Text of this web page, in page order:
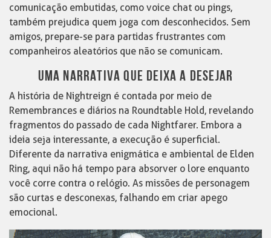
comunicação embutidas, como voice chat ou pings,
também prejudica quem joga com desconhecidos. Sem
amigos, prepare-se para partidas frustrantes com
companheiros aleatórios que não se comunicam.
UMA NARRATIVA QUE DEIXA A DESEJAR
A história de Nightreign é contada por meio de
Remembrances e diários na Roundtable Hold, revelando
fragmentos do passado de cada Nightfarer. Embora a
ideia seja interessante, a execução é superficial.
Diferente da narrativa enigmática e ambiental de Elden
Ring, aqui não há tempo para absorver o lore enquanto
você corre contra o relógio. As missões de personagem
são curtas e desconexas, falhando em criar apego
emocional.